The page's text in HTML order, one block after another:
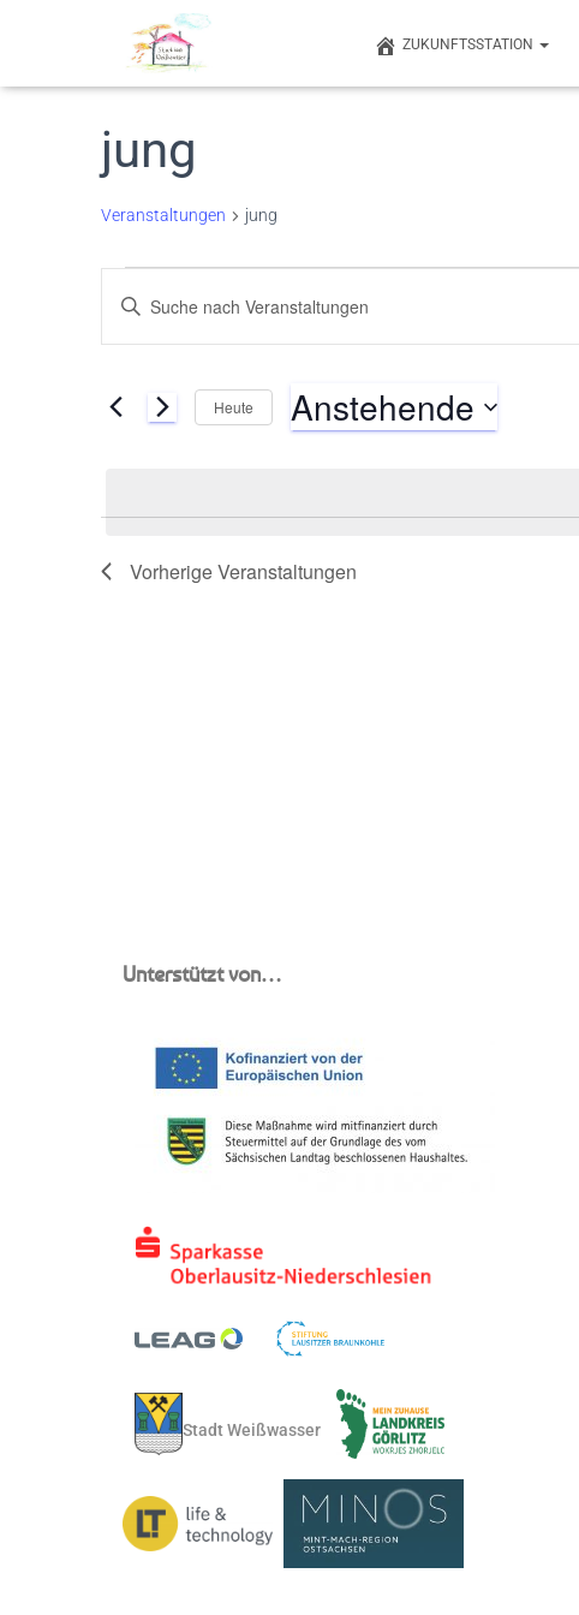
ZUKUNFTSSTATION
jung
Veranstaltungen jung
Veranstaltungen
Veranstaltungen
Ansichten,
Navigation
Bitte
Schlüsselwort
eingeben.
nach
Veranstaltungen
Heute Anstehende
VorherigeVeranstaltungen
Unterstützt von…
Stadt Weißwasser